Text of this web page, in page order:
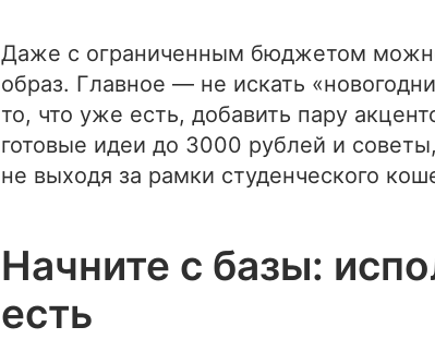
Даже с ограниченным бюджетом
образ. Главное — не искать
то, что уже есть, добавить пару
готовые идеи до 3000 рублей и
не выходя за рамки студенческого
Начните с базы:
есть